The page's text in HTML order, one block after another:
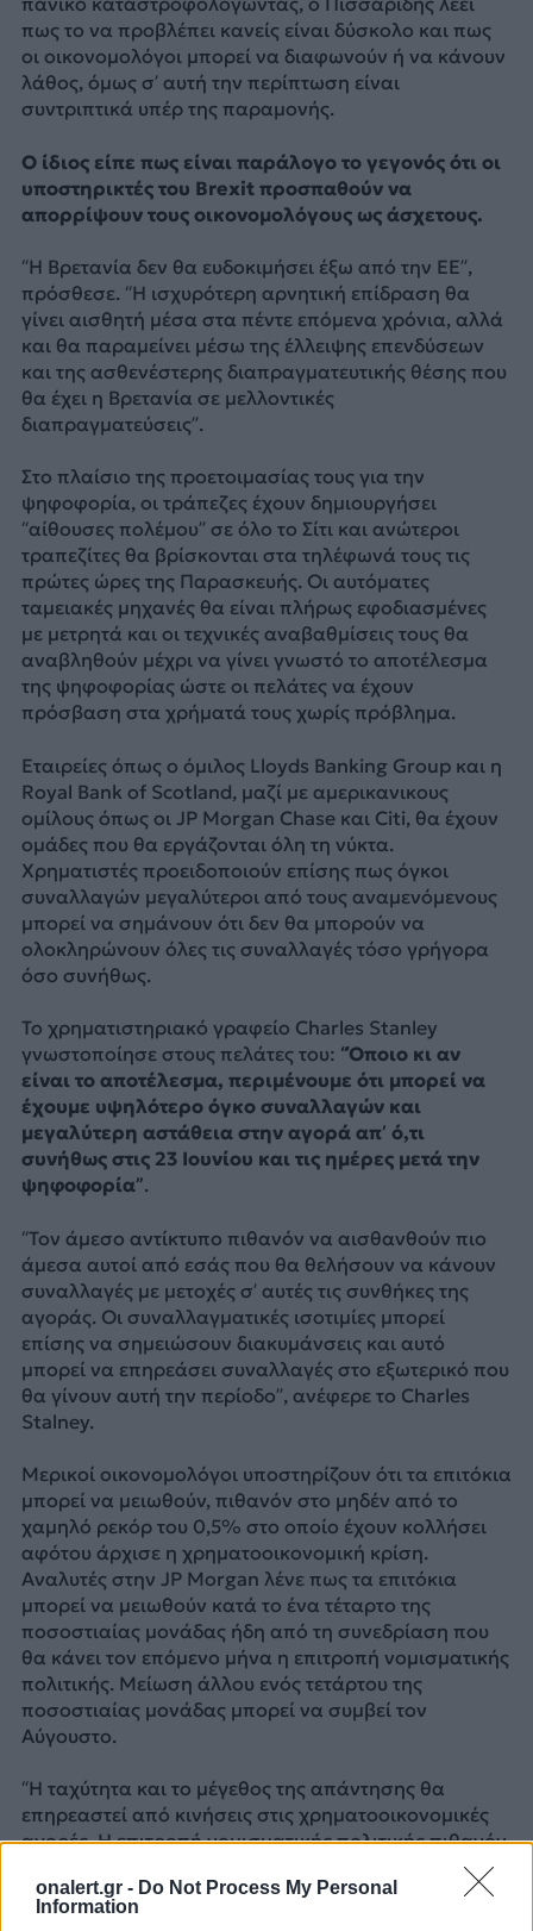
onalert.gr - Do Not Process My Personal
Information
πως το να προβλέπει κανείς είναι δύσκολο και πως
οι οικονομολόγοι μπορεί να διαφωνούν ή να κάνουν
λάθος, όμως σ’ αυτή την περίπτωση είναι
συντριπτικά υπέρ της παραμονής.
Ο ίδιος είπε πως είναι παράλογο το γεγονός ότι οι
υποστηρικτές του Brexit προσπαθούν να
απορρίψουν τους οικονομολόγους ως άσχετους.
“Η Βρετανία δεν θα ευδοκιμήσει έξω από την ΕΕ”,
πρόσθεσε. “Η ισχυρότερη αρνητική επίδραση θα
γίνει αισθητή μέσα στα πέντε επόμενα χρόνια, αλλά
και θα παραμείνει μέσω της έλλειψης επενδύσεων
και της ασθενέστερης διαπραγματευτικής θέσης που
θα έχει η Βρετανία σε μελλοντικές
διαπραγματεύσεις”.
Στο πλαίσιο της προετοιμασίας τους για την
ψηφοφορία, οι τράπεζες έχουν δημιουργήσει
“αίθουσες πολέμου” σε όλο το Σίτι και ανώτεροι
τραπεζίτες θα βρίσκονται στα τηλέφωνά τους τις
πρώτες ώρες της Παρασκευής. Οι αυτόματες
ταμειακές μηχανές θα είναι πλήρως εφοδιασμένες
με μετρητά και οι τεχνικές αναβαθμίσεις τους θα
αναβληθούν μέχρι να γίνει γνωστό το αποτέλεσμα
της ψηφοφορίας ώστε οι πελάτες να έχουν
πρόσβαση στα χρήματά τους χωρίς πρόβλημα.
Εταιρείες όπως ο όμιλος Lloyds Banking Group και η
Royal Bank of Scotland, μαζί με αμερικανικους
ομίλους όπως οι JP Morgan Chase και Citi, θα έχουν
ομάδες που θα εργάζονται όλη τη νύκτα.
Χρηματιστές προειδοποιούν επίσης πως όγκοι
συναλλαγών μεγαλύτεροι από τους αναμενόμενους
μπορεί να σημάνουν ότι δεν θα μπορούν να
ολοκληρώνουν όλες τις συναλλαγές τόσο γρήγορα
όσο συνήθως.
Το χρηματιστηριακό γραφείο Charles Stanley
γνωστοποίησε στους πελάτες του: “Όποιο κι αν
είναι το αποτέλεσμα, περιμένουμε ότι μπορεί να
έχουμε υψηλότερο όγκο συναλλαγών και
μεγαλύτερη αστάθεια στην αγορά απ’ ό,τι
συνήθως στις 23 Ιουνίου και τις ημέρες μετά την
ψηφοφορία”.
“Τον άμεσο αντίκτυπο πιθανόν να αισθανθούν πιο
άμεσα αυτοί από εσάς που θα θελήσουν να κάνουν
συναλλαγές με μετοχές σ’ αυτές τις συνθήκες της
αγοράς. Οι συναλλαγματικές ισοτιμίες μπορεί
επίσης να σημειώσουν διακυμάνσεις και αυτό
μπορεί να επηρεάσει συναλλαγές στο εξωτερικό που
θα γίνουν αυτή την περίοδο”, ανέφερε το Charles
Stalney.
Μερικοί οικονομολόγοι υποστηρίζουν ότι τα επιτόκια
μπορεί να μειωθούν, πιθανόν στο μηδέν από το
χαμηλό ρεκόρ του 0,5% στο οποίο έχουν κολλήσει
αφότου άρχισε η χρηματοοικονομική κρίση.
Αναλυτές στην JP Morgan λένε πως τα επιτόκια
μπορεί να μειωθούν κατά το ένα τέταρτο της
ποσοστιαίας μονάδας ήδη από τη συνεδρίαση που
θα κάνει τον επόμενο μήνα η επιτροπή νομισματικής
πολιτικής. Μείωση άλλου ενός τετάρτου της
ποσοστιαίας μονάδας μπορεί να συμβεί τον
Αύγουστο.
“Η ταχύτητα και το μέγεθος της απάντησης θα
επηρεαστεί από κινήσεις στις χρηματοοικονομικές
αγορές. Η επιτροπή νομισματικής πολιτικής πιθανόν
να θεωρήσει πως η εξασθένηση του νομίσματος
αντανακλά ασθενέστερες προσδοκιες ανάπτυξης”,
λένε αναλυτές της JP Morgan.